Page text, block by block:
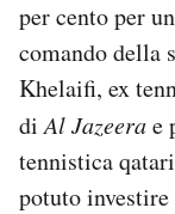
per cento per
comando della
Khelaifi, ex
diAl Jazeerae
tennistica
potuto